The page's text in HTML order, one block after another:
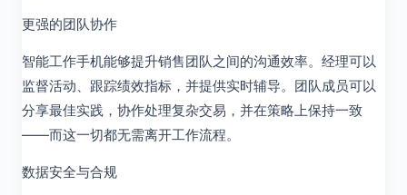
更强的团队协作
智能工作手机能够提升销售团队之间的沟通效率。经理可以
监督活动、跟踪绩效指标，并提供实时辅导。团队成员可以
分享最佳实践，协作处理复杂交易，并在策略上保持一致
——而这一切都无需离开工作流程。
数据安全与合规